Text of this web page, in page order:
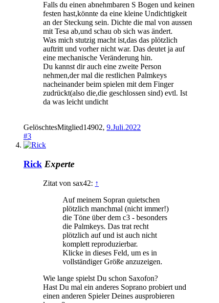
Falls du einen abnehmbaren S Bogen und keinen
festen hast,könnte da eine kleine Undichtigkeit
an der Steckung sein. Dichte die mal von aussen
mit Tesa ab,und schau ob sich was ändert.
Was mich stutzig macht ist,das das plötzlich
auftritt und vorher nicht war. Das deutet ja auf
eine mechanische Veränderung hin.
Du kannst dir auch eine zweite Person
nehmen,der mal die restlichen Palmkeys
nacheinander beim spielen mit dem Finger
zudrückt(also die,die geschlossen sind) evtl. Ist
da was leicht undicht
GelöschtesMitglied14902, 9.Juli.2022
#3
Rick Experte
Zitat von sax42: ↑
Auf meinem Sopran quietschen
plötzlich manchmal (nicht immer!)
die Töne über dem c3 - besonders
die Palmkeys. Das trat recht
plötzlich auf und ist auch nicht
komplett reproduzierbar.
Klicke in dieses Feld, um es in
vollständiger Größe anzuzeigen.
Wie lange spielst Du schon Saxofon?
Hast Du mal ein anderes Soprano probiert und
einen anderen Spieler Deines ausprobieren